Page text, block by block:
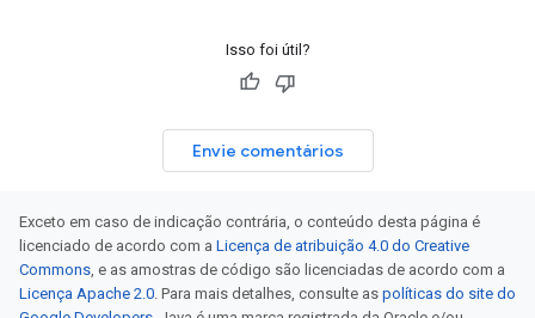
Isso foi útil?
Envie comentários
Exceto em caso de indicação contrária, o conteúdo desta página é
licenciado de acordo com a Licença de atribuição 4.0 do Creative
Commons, e as amostras de código são licenciadas de acordo com a
Licença Apache 2.0. Para mais detalhes, consulte as políticas do site do